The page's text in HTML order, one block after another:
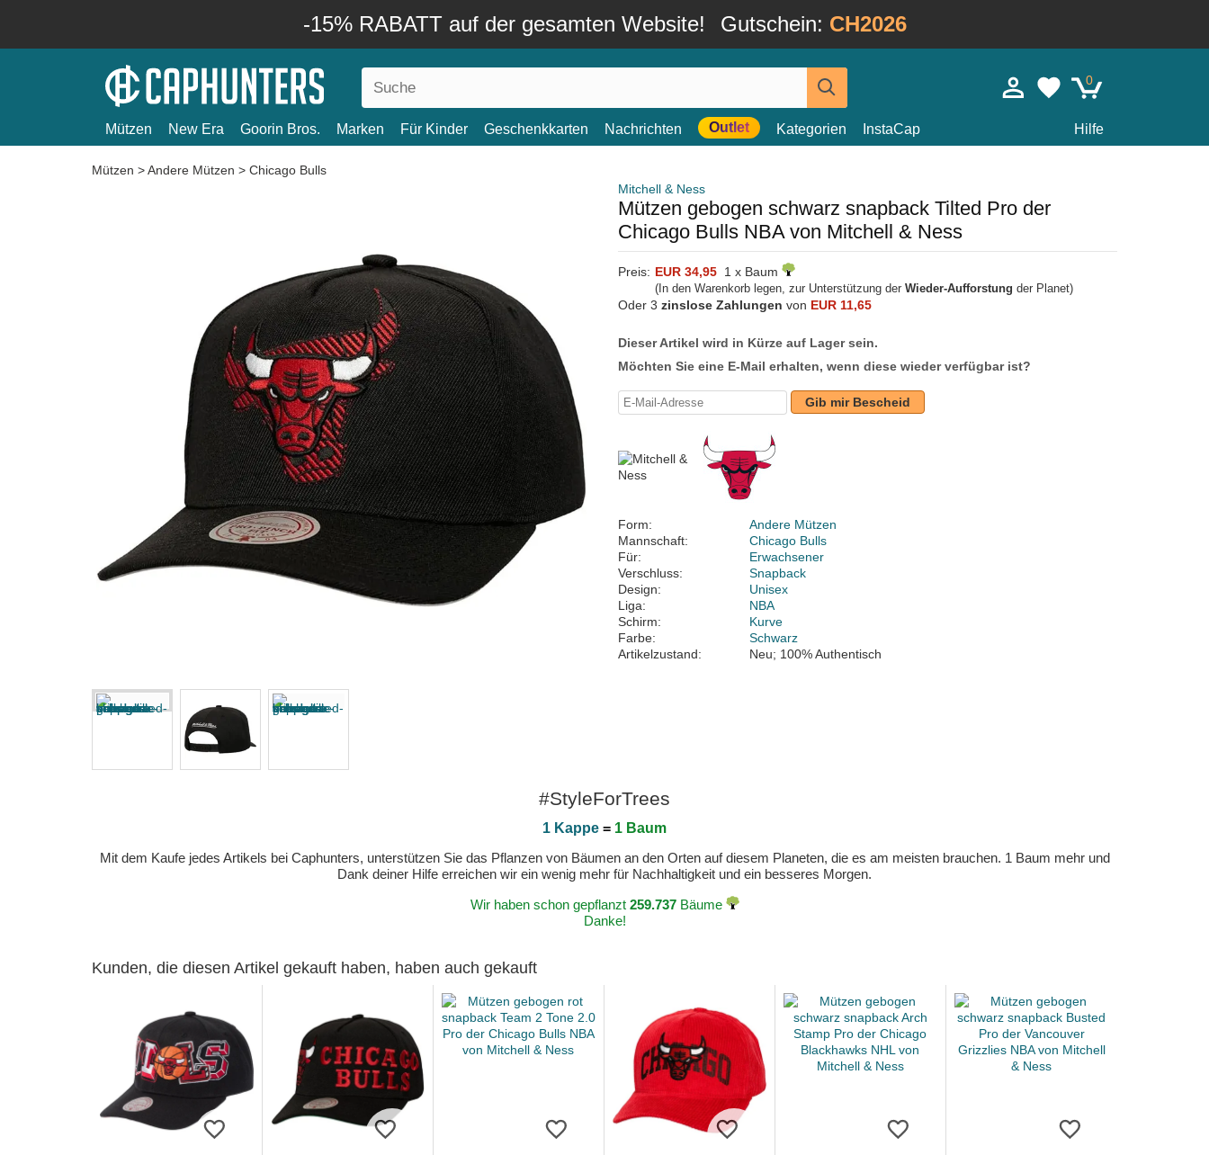
-15% RABATT auf der gesamten Website! Gutschein: CH2026
0
Mützen New Era Goorin Bros. Marken Für Kinder Geschenkkarten Nachrichten Outlet Kategorien InstaCap Hilfe
Mützen >Andere Mützen > Chicago Bulls
Mitchell & Ness
Mützen gebogen schwarz snapback Tilted Pro der
Chicago Bulls NBA von Mitchell & Ness
Preis: EUR 34,95 1 x Baum
(In den Warenkorb legen, zur Unterstützung der Wieder-Aufforstung der Planet)
Oder 3 zinslose Zahlungen von EUR 11,65
Dieser Artikel wird in Kürze auf Lager sein.
Möchten Sie eine E-Mail erhalten, wenn diese wieder verfügbar ist?
Gib mir Bescheid
Form:
Andere Mützen
Mannschaft:
Chicago Bulls
Für:
Erwachsener
Verschluss:
Snapback
Design:
Unisex
Liga:
NBA
Schirm:
Kurve
Farbe:
Schwarz
Artikelzustand:
Neu; 100% Authentisch
#StyleForTrees
1 Kappe = 1 Baum
Mit dem Kaufe jedes Artikels bei Caphunters, unterstützen Sie das Pflanzen von Bäumen an den Orten auf diesem Planeten, die es am meisten brauchen. 1 Baum mehr und
Dank deiner Hilfe erreichen wir ein wenig mehr für Nachhaltigkeit und ein besseres Morgen.
Wir haben schon gepflanzt 259.737Bäume
Danke!
Kunden, die diesen Artikel gekauft haben, haben auch gekauft